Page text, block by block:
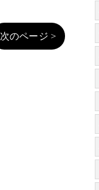
次のページ >